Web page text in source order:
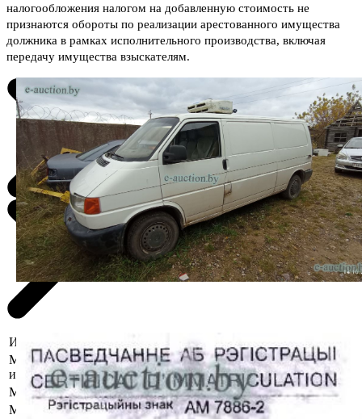
налогообложения налогом на добавленную стоимость не
признаются обороты по реализации арестованного имущества
должника в рамках исполнительного производства, включая
передачу имущества взыскателям.
Информация о предмете торгов
Местоположение
имущества
Витебская область, Браславский р-н,
г. Браслав, ул. Дзержинского, 77
Марка
Volkswagen
Модель
Transporter